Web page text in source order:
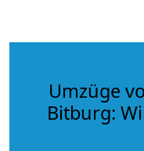
Umzüge
Bitburg: